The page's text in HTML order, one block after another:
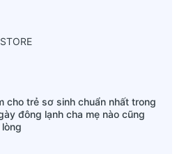
cho trẻ sơ sinh chuẩn nhất trong
đông lạnh cha mẹ nào cũng
lòng